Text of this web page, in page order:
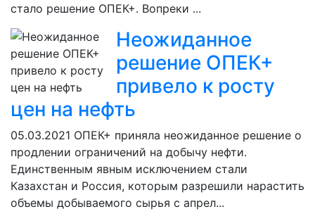
стало решение ОПЕК+. Вопреки ...
Неожиданное
решение ОПЕК+
привело к росту
цен на нефть
05.03.2021 ОПЕК+ приняла неожиданное решение о
продлении ограничений на добычу нефти.
Единственным явным исключением стали
Казахстан и Россия, которым разрешили нарастить
объемы добываемого сырья с апрел...